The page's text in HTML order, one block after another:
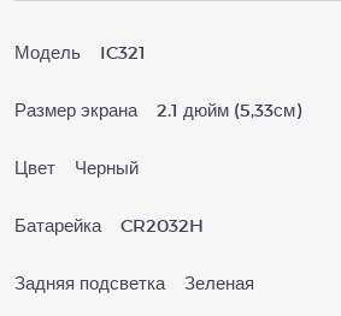
Модель IC321
Размер экрана 2.1 дюйм (5,33см)
Цвет Черный
Батарейка CR2032H
Задняя подсветка Зеленая